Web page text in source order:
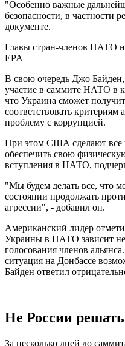
"Особенно важные
безопасности, в частности
документе.
Главы стран-членов НАТО
EPA
В свою очередь Джо
участие в саммите НАТО в
что Украина сможет
соответствовать критериям
проблему с коррупцией.
При этом США сделают все
обеспечить свою
вступления в НАТО,
"Мы будем делать все, что
состоянии продолжать
агрессии", - добавил он.
Американский лидер
Украины в НАТО зависит не
голосования членов
ситуация на Донбассе
Байден ответил
Не России решать
За несколько дней до